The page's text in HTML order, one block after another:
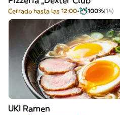
Cerrado hasta las 12:00 100%(14)
UKI Ramen